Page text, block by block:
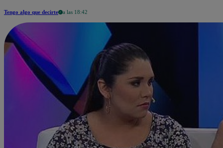
Tengo algo que decirte a las 18:42